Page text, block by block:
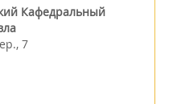
Кафедральный
7